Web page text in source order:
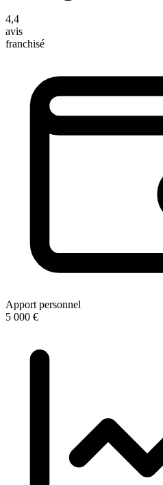
4,4
avis
franchisé
Apport personnel
5 000 €